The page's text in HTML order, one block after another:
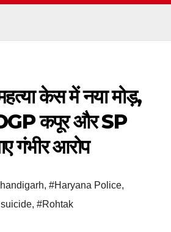
केस में नया मोड़,
कपूर और SP
गंभीर आरोप
, #Haryana Police,
, #Rohtak